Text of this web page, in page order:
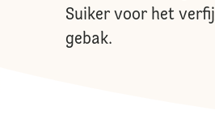
Suiker voor het
gebak.